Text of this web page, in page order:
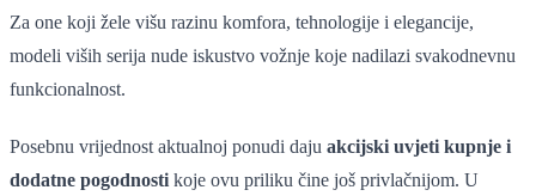
Za one koji žele višu razinu komfora, tehnologije i elegancije,
modeli viših serija nude iskustvo vožnje koje nadilazi svakodnevnu
funkcionalnost.
Posebnu vrijednost aktualnoj ponudi daju akcijski uvjeti kupnje i
dodatne pogodnosti koje ovu priliku čine još privlačnijom. U